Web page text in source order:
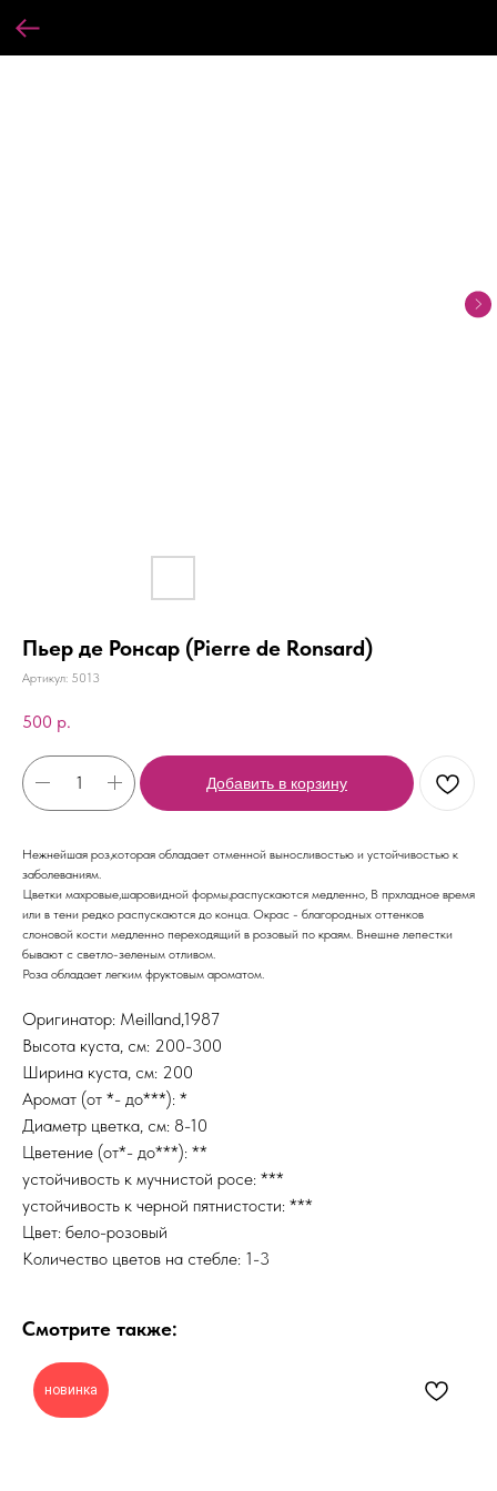
Пьер де Ронсар (Pierre de Ronsard)
Артикул: 5013
500 р.
Добавить в корзину
Нежнейшая роз,которая обладает отменной выносливостью и устойчивостью к
заболеваниям.
Цветки махровые,шаровидной формы,распускаются медленно, В прхладное время
или в тени редко распускаются до конца. Окрас - благородных оттенков
слоновой кости медленно переходящий в розовый по краям. Внешне лепестки
бывают с светло-зеленым отливом.
Роза обладает легким фруктовым ароматом.
Оригинатор: Meilland,1987
Высота куста, см: 200-300
Ширина куста, см: 200
Аромат (от *- до***): *
Диаметр цветка, см: 8-10
Цветение (от*- до***): **
устойчивость к мучнистой росе: ***
устойчивость к черной пятнистости: ***
Цвет: бело-розовый
Количество цветов на стебле: 1-3
Смотрите также:
новинка